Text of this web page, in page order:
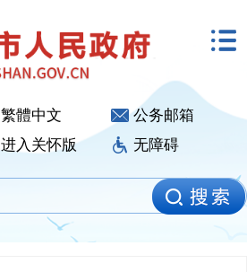
繁體中文
公务邮箱
进入关怀版 无障碍